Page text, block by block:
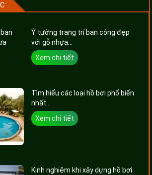
Ý tưởng trang trí ban công đẹp
với gỗ nhựa...
Xem chi tiết
Tìm hiểu các loại hồ bơi phổ biến
nhất...
Xem chi tiết
Kinh nghiệm khi xây dựng hồ bơi